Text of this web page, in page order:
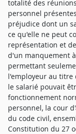
totalité des
personnel
préjudice dont un
ce qu'elle ne peut
représentation et
d'un manquement
permettant
l'employeur au
le salarié pouvait
fonctionnement
personnel, la cour
du code civil,
Constitution du 27